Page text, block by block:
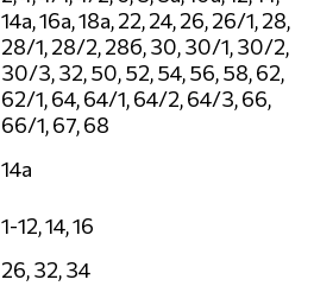
14а, 16а, 18а, 22, 24, 26, 26/1, 28,
28/1, 28/2, 28б, 30, 30/1, 30/2,
30/3, 32, 50, 52, 54, 56, 58, 62,
62/1, 64, 64/1, 64/2, 64/3, 66,
66/1, 67, 68
14а
1-12, 14, 16
26, 32, 34